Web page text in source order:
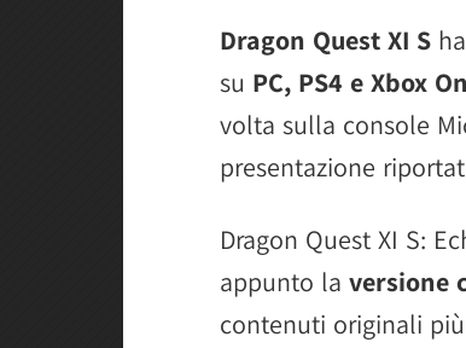
Dragon Quest XI S
su PC, PS4 e Xbox
volta sulla console
presentazione
Dragon Quest XI S:
appunto la versione
contenuti originali